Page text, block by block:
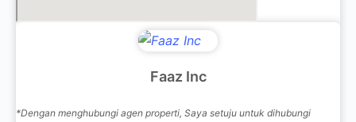
Faaz Inc
*Dengan menghubungi agen properti, Saya setuju untuk dihubungi